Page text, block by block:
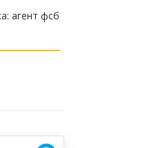
агент фсб